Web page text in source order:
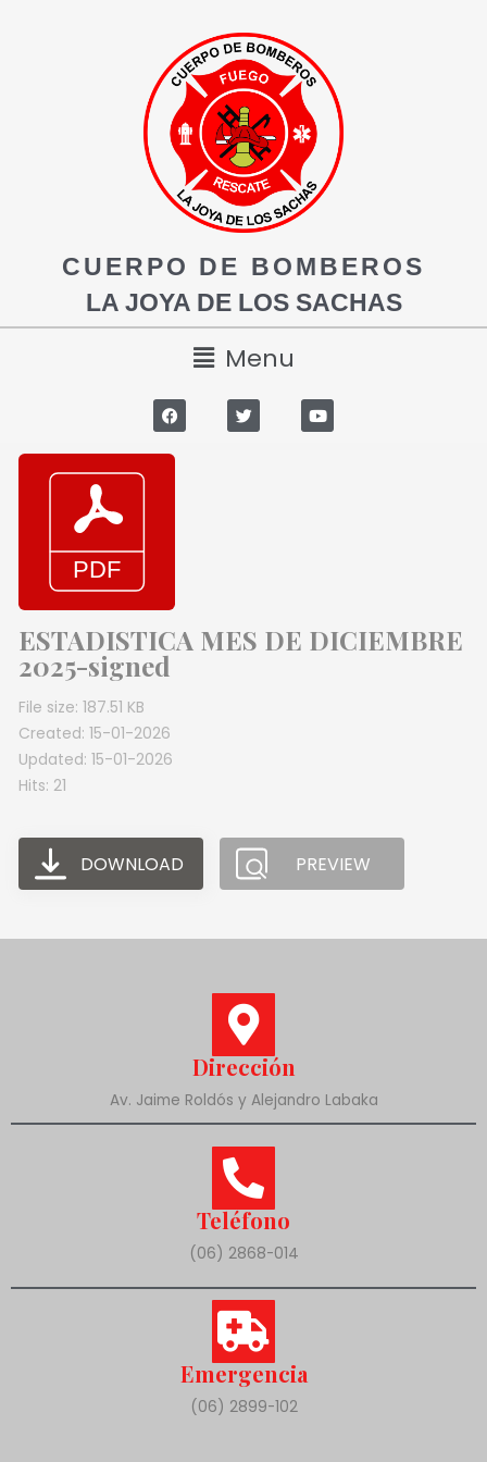
CUERPO DE BOMBEROS
LA JOYA DE LOS SACHAS
Menu
ESTADISTICA MES DE DICIEMBRE
2025-signed
File size: 187.51 KB
Created: 15-01-2026
Updated: 15-01-2026
Hits: 21
DOWNLOAD PREVIEW
Dirección
Av. Jaime Roldós y Alejandro Labaka
Teléfono
(06) 2868-014
Emergencia
(06) 2899-102